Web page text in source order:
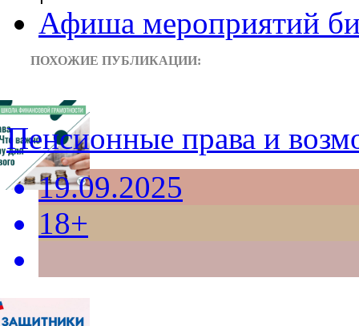
Афиша мероприятий
ПОХОЖИЕ ПУБЛИКАЦИИ:
Пенсионные права и
19.09.2025
18+